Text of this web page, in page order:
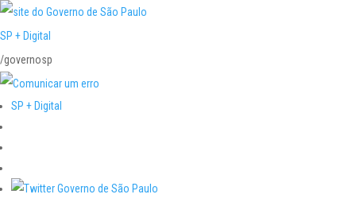
SP + Digital
/governosp
SP + Digital